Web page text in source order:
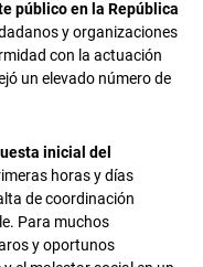
público en la República
y organizaciones
con la actuación
un elevado número de
inicial del
horas y días
de coordinación
Para muchos
y oportunos